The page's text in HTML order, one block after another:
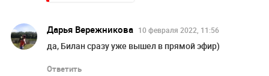
Дарья Вережникова 10 февраля 2022, 11:56
да, Билан сразу уже вышел в прямой эфир)
Ответить